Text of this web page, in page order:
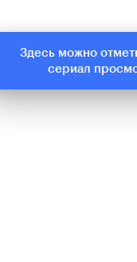
Здесь можно
сериал